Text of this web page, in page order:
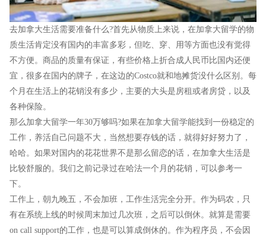
去加拿大生活需要准备什么?首先从物质上来说，在加拿大留学的物
质生活肯定没有国内的丰富多彩，但吃、穿、用等方面也没有觉得
不方便。商品的质量有保证，有些价格上折合成人民币比国内还便
宜，很多在国内的牌子，在这边的Costco就和地摊货没什么区别。每
个月在生活上的花销没有多少，主要的大头是房租或者房贷，以及
各种保险。
那么加拿大留学一年30万够吗?如果在加拿大留学能找到一份稳定的
工作，养活自己问题不大，当然想要存钱的话，就得好好努力了，
哈哈。如果对国内的花花世界不是那么留恋的话，在加拿大生活是
比较舒服的。我们之前记录过在哈法一个月的花销，可以参考一
下。
工作上，朝九晚五，不会加班，工作生活完全分开。作为码农，只
有在系统上线的时候周末加过几次班，之后可以倒休。就算是需要
on call support的工作，也是可以算成倒休的。作为程序员，不会因